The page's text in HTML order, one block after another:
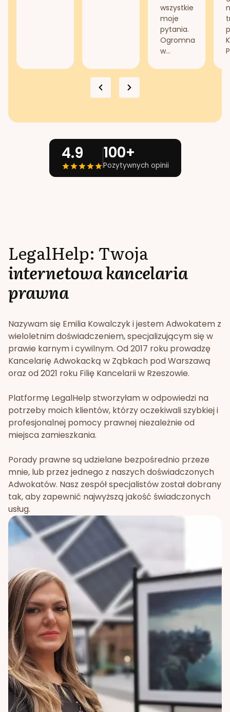
wszystkie
moje
pytania.
Ogromna
w...
4.9 100+
Pozytywnych opinii
LegalHelp: Twoja
internetowa kancelaria
prawna
Nazywam się Emilia Kowalczyk i jestem Adwokatem z
wieloletnim doświadczeniem, specjalizującym się w
prawie karnym i cywilnym. Od 2017 roku prowadzę
Kancelarię Adwokacką w Ząbkach pod Warszawą
oraz od 2021 roku Filię Kancelarii w Rzeszowie.
Platformę LegalHelp stworzyłam w odpowiedzi na
potrzeby moich klientów, którzy oczekiwali szybkiej i
profesjonalnej pomocy prawnej niezależnie od
miejsca zamieszkania.
Porady prawne są udzielane bezpośrednio przeze
mnie, lub przez jednego z naszych doświadczonych
Adwokatów. Nasz zespół specjalistów został dobrany
tak, aby zapewnić najwyższą jakość świadczonych
usług.